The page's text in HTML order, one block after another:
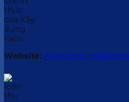
Website: www.xaydungfaco.vn